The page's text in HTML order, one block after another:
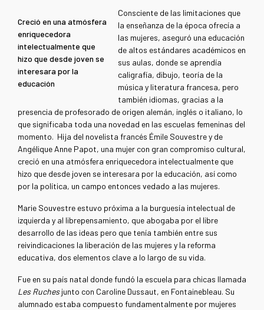
Creció en una atmósfera
enriquecedora
intelectualmente que
hizo que desde joven se
interesara por la
educación
Consciente de las limitaciones que
la enseñanza de la época ofrecía a
las mujeres, aseguró una educación
de altos estándares académicos en
sus aulas, donde se aprendía
caligrafía, dibujo, teoría de la
música y literatura francesa, pero
también idiomas, gracias a la
presencia de profesorado de origen alemán, inglés o italiano, lo
que significaba toda una novedad en las escuelas femeninas del
momento. Hija del novelista francés Émile Souvestre y de
Angélique Anne Papot, una mujer con gran compromiso cultural,
creció en una atmósfera enriquecedora intelectualmente que
hizo que desde joven se interesara por la educación, así como
por la política, un campo entonces vedado a las mujeres.
Marie Souvestre estuvo próxima a la burguesía intelectual de
izquierda y al librepensamiento, que abogaba por el libre
desarrollo de las ideas pero que tenía también entre sus
reivindicaciones la liberación de las mujeres y la reforma
educativa, dos elementos clave a lo largo de su vida.
Fue en su país natal donde fundó la escuela para chicas llamada
Les Ruchesjunto con Caroline Dussaut, en Fontainebleau. Su
alumnado estaba compuesto fundamentalmente por mujeres